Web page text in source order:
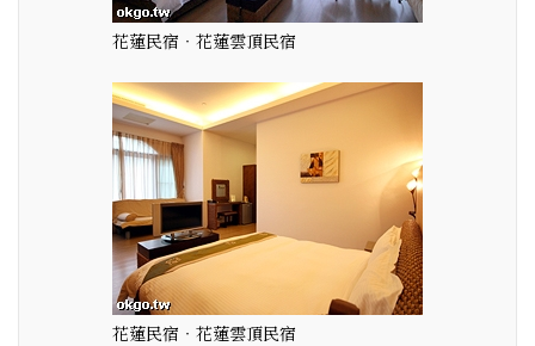
花蓮民宿‧花蓮雲頂民宿
花蓮民宿‧花蓮雲頂民宿